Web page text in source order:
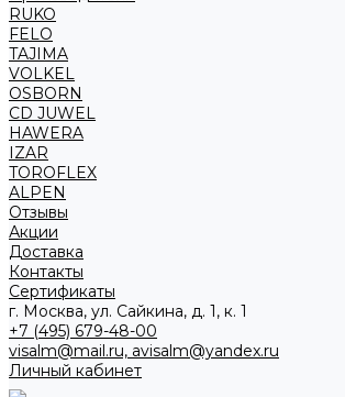
RUKO
FELO
TAJIMA
VOLKEL
OSBORN
CD JUWEL
HAWERA
IZAR
TOROFLEX
ALPEN
Отзывы
Акции
Доставка
Контакты
Сертификаты
г. Москва, ул. Сайкина, д. 1, к. 1
+7 (495) 679-48-00
visalm@mail.ru, avisalm@yandex.ru
Личный кабинет